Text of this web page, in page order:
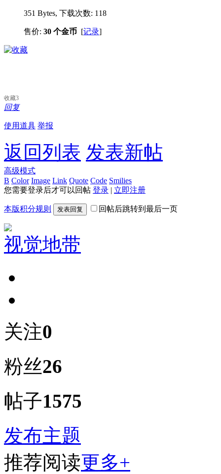
351 Bytes, 下载次数: 118
售价: 30 个金币 [记录]
收藏3
回复
使用道具 举报
返回列表 发表新帖
高级模式
B Color Image Link Quote Code Smilies
您需要登录后才可以回帖 登录 | 立即注册
本版积分规则 发表回复 回帖后跳转到最后一页
视觉地带
关注0
粉丝26
帖子1575
发布主题
推荐阅读更多+